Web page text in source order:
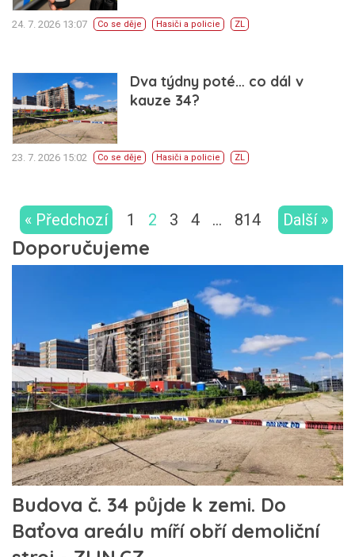
24. 7. 2026 13:07 Co se děje Hasiči a policie ZL
Dva týdny poté… co dál v
kauze 34?
23. 7. 2026 15:02 Co se děje Hasiči a policie ZL
« Předchozí 1 2 3 4 … 814 Další »